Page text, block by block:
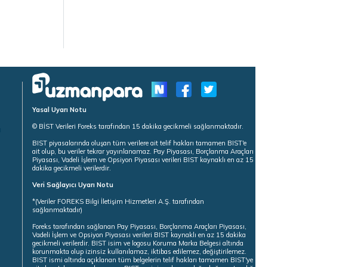
Yasal Uyarı Notu
© BİST Verileri Foreks tarafından 15 dakika gecikmeli sağlanmaktadır.
BIST piyasalarında oluşan tüm verilere ait telif hakları tamamen BIST'e
ait olup, bu veriler tekrar yayınlanamaz. Pay Piyasası, Borçlanma Araçları
Piyasası, Vadeli İşlem ve Opsiyon Piyasası verileri BIST kaynaklı en az 15
dakika gecikmeli verilerdir.
Veri Sağlayıcı Uyarı Notu
*(Veriler FOREKS Bilgi İletişim Hizmetleri A.Ş. tarafından
sağlanmaktadır)
Foreks tarafından sağlanan Pay Piyasası, Borçlanma Araçları Piyasası,
Vadeli İşlem ve Opsiyon Piyasası verileri BIST kaynaklı en az 15 dakika
gecikmeli verilerdir. BIST isim ve logosu Koruma Marka Belgesi altında
korunmakta olup izinsiz kullanılamaz, iktibas edilemez, değiştirilemez.
BIST ismi altında açıklanan tüm belgelerin telif hakları tamamen BIST'ye